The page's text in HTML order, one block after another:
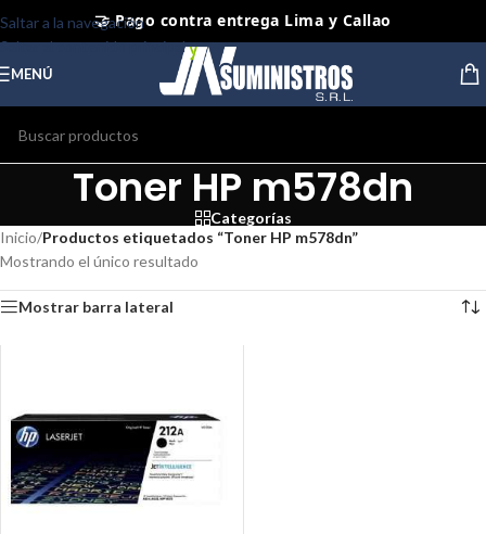
Saltar a la navegación
Saltar al contenido principal
🤝 Pago contra entrega Lima y Callao
⭐ Productos Originales y Nuevos
MENÚ
Toner HP m578dn
Categorías
Inicio/Productos etiquetados “Toner HP m578dn”
Mostrando el único resultado
Mostrar barra lateral